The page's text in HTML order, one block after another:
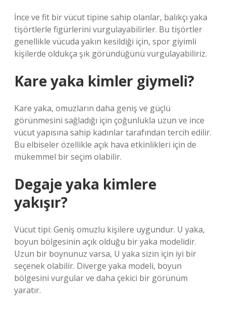
İnce ve fit bir vücut tipine sahip olanlar, balıkçı yaka
tişörtlerle figürlerini vurgulayabilirler. Bu tişörtler
genellikle vücuda yakın kesildiği için, spor giyimli
kişilerde oldukça şık göründüğünü vurgulayabiliriz.
Kare yaka kimler giymeli?
Kare yaka, omuzların daha geniş ve güçlü
görünmesini sağladığı için çoğunlukla uzun ve ince
vücut yapısına sahip kadınlar tarafından tercih edilir.
Bu elbiseler özellikle açık hava etkinlikleri için de
mükemmel bir seçim olabilir.
Degaje yaka kimlere
yakışır?
Vücut tipi: Geniş omuzlu kişilere uygundur. U yaka,
boyun bölgesinin açık olduğu bir yaka modelidir.
Uzun bir boynunuz varsa, U yaka sizin için iyi bir
seçenek olabilir. Diverge yaka modeli, boyun
bölgesini vurgular ve daha çekici bir görünüm
yaratır.